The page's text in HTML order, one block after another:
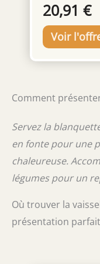
votre jus avec
DE
cône
conséquente
couvercle de
20,91 €
Comment
Servez la
en fonte pour une
chaleureuse.
légumes pour un
Où trouver la
présentation